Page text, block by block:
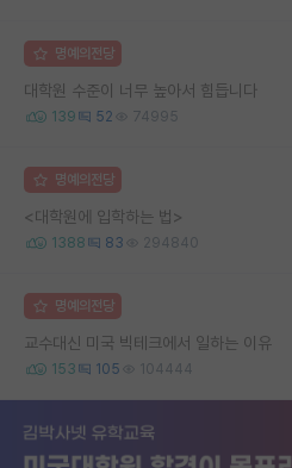
명예의전당
대학원 수준이 너무 높아서 힘듭니다
139 52 74995
명예의전당
<대학원에 입학하는 법>
1388 83 294840
명예의전당
교수대신 미국 빅테크에서 일하는 이유
153 105 104444